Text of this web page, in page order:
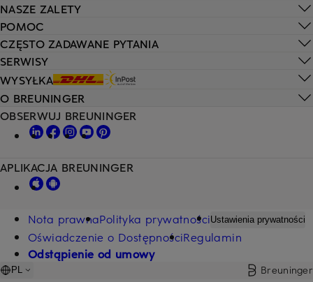
POMOC
CZĘSTO ZADAWANE PYTANIA
SERWISY
WYSYŁKA
NASZE ZALETY
O BREUNINGER
OBSERWUJ BREUNINGER
APLIKACJA BREUNINGER
Nota prawnaPolityka prywatnościUstawienia prywatności
Oświadczenie o DostępnościRegulamin
Odstąpienie od umowy
PL Breuninger